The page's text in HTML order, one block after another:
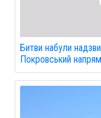
Битви набули
Покровський